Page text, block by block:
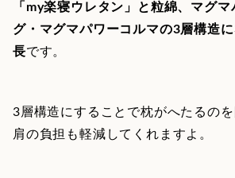
「my楽寝ウレタン」と粒綿、マグ
グ・マグマパワーコルマの3層構造
長です。
3層構造にすることで枕がへたるのを
肩の負担も軽減してくれますよ。